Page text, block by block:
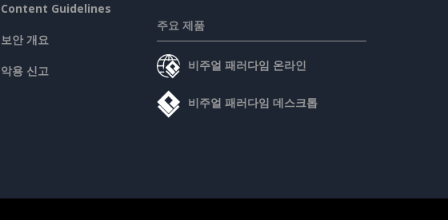
Content Guidelines
보안 개요
악용 신고
주요 제품
비주얼 패러다임 온라인
비주얼 패러다임 데스크톱